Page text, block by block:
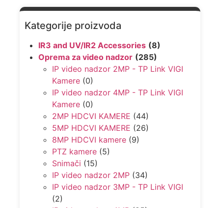
Kategorije proizvoda
IR3 and UV/IR2 Accessories (8)
Oprema za video nadzor (285)
IP video nadzor 2MP - TP Link VIGI
Kamere (0)
IP video nadzor 4MP - TP Link VIGI
Kamere (0)
2MP HDCVI KAMERE (44)
5MP HDCVI KAMERE (26)
8MP HDCVI kamere (9)
PTZ kamere (5)
Snimači (15)
IP video nadzor 2MP (34)
IP video nadzor 3MP - TP Link VIGI
(2)